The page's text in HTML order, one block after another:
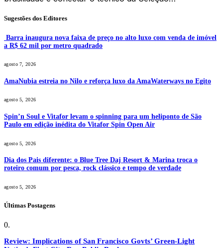
Sugestões dos Editores
Barra inaugura nova faixa de preço no alto luxo com venda de imóvel
a R$ 62 mil por metro quadrado
agosto 7, 2026
AmaNubia estreia no Nilo e reforça luxo da AmaWaterways no Egito
agosto 5, 2026
Spin’n Soul e Vitafor levam o spinning para um heliponto de São
Paulo em edição inédita do Vitafor Spin Open Air
agosto 5, 2026
Dia dos Pais diferente: o Blue Tree Daj Resort & Marina troca o
roteiro comum por pesca, rock clássico e tempo de verdade
agosto 5, 2026
Últimas Postagens
Review: Implications of San Francisco Govts’ Green-Light